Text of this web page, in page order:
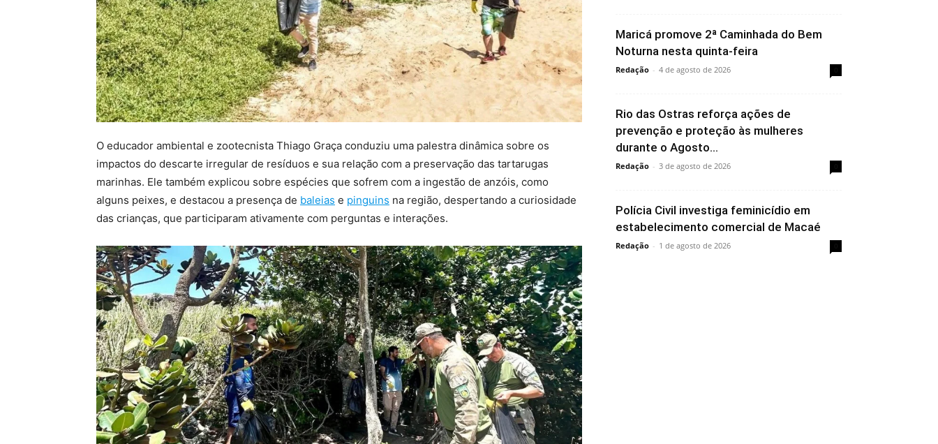
O educador ambiental e zootecnista Thiago Graça conduziu uma palestra dinâmica sobre os
impactos do descarte irregular de resíduos e sua relação com a preservação das tartarugas
marinhas. Ele também explicou sobre espécies que sofrem com a ingestão de anzóis, como
alguns peixes, e destacou a presença de baleias e pinguins na região, despertando a curiosidade
das crianças, que participaram ativamente com perguntas e interações.
Maricá promove 2ª Caminhada do Bem
Noturna nesta quinta-feira
Redação - 4 de agosto de 2026
Rio das Ostras reforça ações de
prevenção e proteção às mulheres
durante o Agosto...
Redação - 3 de agosto de 2026
Polícia Civil investiga feminicídio em
estabelecimento comercial de Macaé
Redação - 1 de agosto de 2026